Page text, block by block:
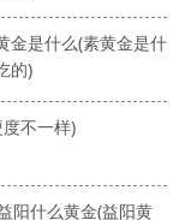
金是什么(素黄金是什
的)
不一样)
阳什么黄金(益阳黄